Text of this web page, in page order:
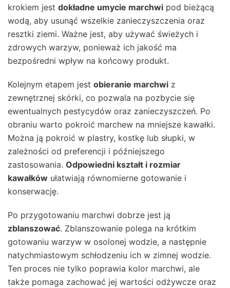
krokiem jest dokładne umycie marchwi pod bieżącą
wodą, aby usunąć wszelkie zanieczyszczenia oraz
resztki ziemi. Ważne jest, aby używać świeżych i
zdrowych warzyw, ponieważ ich jakość ma
bezpośredni wpływ na końcowy produkt.
Kolejnym etapem jest obieranie marchwi z
zewnętrznej skórki, co pozwala na pozbycie się
ewentualnych pestycydów oraz zanieczyszczeń. Po
obraniu warto pokroić marchew na mniejsze kawałki.
Można ją pokroić w plastry, kostkę lub słupki, w
zależności od preferencji i późniejszego
zastosowania. Odpowiedni kształt i rozmiar
kawałków ułatwiają równomierne gotowanie i
konserwację.
Po przygotowaniu marchwi dobrze jest ją
zblanszować. Zblanszowanie polega na krótkim
gotowaniu warzyw w osolonej wodzie, a następnie
natychmiastowym schłodzeniu ich w zimnej wodzie.
Ten proces nie tylko poprawia kolor marchwi, ale
także pomaga zachować jej wartości odżywcze oraz